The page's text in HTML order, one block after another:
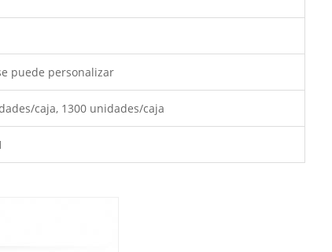
puede personalizar
caja, 1300 unidades/caja